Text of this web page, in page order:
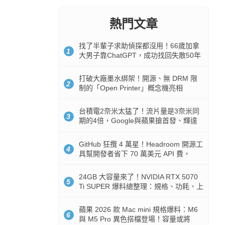
熱門文章
1
找了半輩子求助偵探都沒用！66歲加拿
大男子靠ChatGPT，成功找回失散50年
2
打破大廠墨水綁架！開源、無 DRM 限
制的「Open Printer」概念機亮相
3
台積電2奈米太猛了！流片量是3奈米同
期的4倍，Google與蘋果搶首發、輝達
4
GitHub 狂攬 4 萬星！Headroom 開源工
具幫開發者省下 70 萬美元 API 費，
5
24GB 大容量來了！NVIDIA RTX 5070
Ti SUPER 爆料總整理：規格、功耗、上
6
蘋果 2026 款 Mac mini 規格爆料：M6
與 M5 Pro 異色搭檔登場！容量或將